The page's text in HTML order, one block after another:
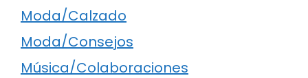
Moda/Calzado
Moda/Consejos
Música/Colaboraciones